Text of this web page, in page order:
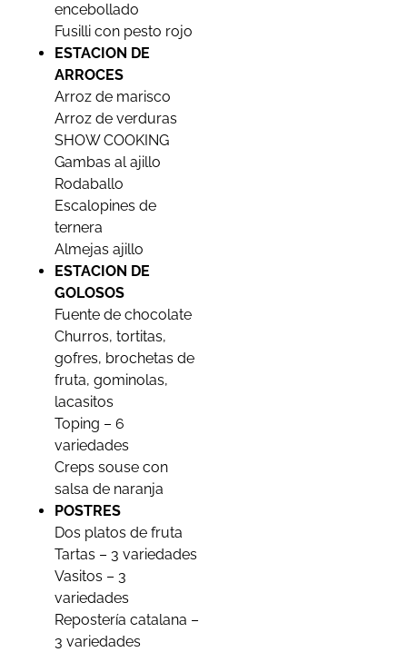
encebollado
Fusilli con pesto rojo
ESTACION DE
ARROCES
Arroz de marisco
Arroz de verduras
SHOW COOKING
Gambas al ajillo
Rodaballo
Escalopines de
ternera
Almejas ajillo
ESTACION DE
GOLOSOS
Fuente de chocolate
Churros, tortitas,
gofres, brochetas de
fruta, gominolas,
lacasitos
Toping – 6
variedades
Creps souse con
salsa de naranja
POSTRES
Dos platos de fruta
Tartas – 3 variedades
Vasitos – 3
variedades
Repostería catalana –
3 variedades